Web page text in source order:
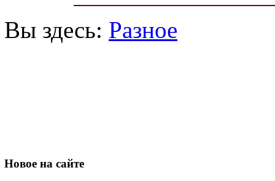
Вы здесь: Разное
Новое на сайте